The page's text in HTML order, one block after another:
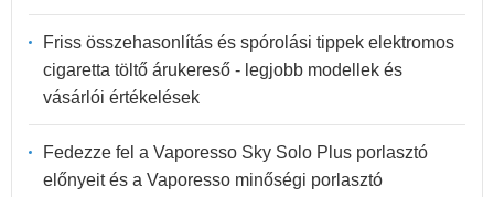
Friss összehasonlítás és spórolási tippek elektromos
cigaretta töltő árukereső - legjobb modellek és
vásárlói értékelések
Fedezze fel a Vaporesso Sky Solo Plus porlasztó
előnyeit és a Vaporesso minőségi porlasztó